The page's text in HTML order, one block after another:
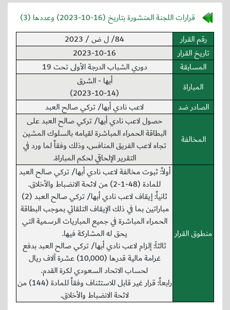
قرارات اللجنة المنشورة بتاريخ (2023-10-16) وعددها (3)
رقم القرار
84/ ل ض / 2023
تاريخ القرار
2023-10-16
المسابقة
دوري الشباب الدرجة الأولى تحت 19
المباراة
أبها - الشرق
(2023-10-14)
الصادر ضد
لاعب نادي أبها/ تركي صالح العبد
المخالفة
حصول لاعب نادي أبها/ تركي صالح العبد على
البطاقة الحمراء المباشرة لقيامه بالسلوك المشين
تجاه لاعب الفريق المنافس، وذلك وفقاً لما ورد في
التقرير الإلحاقي لحكم المباراة.
منطوق القرار
أولاً: ثبوت مخالفة لاعب نادي أبها/ تركي صالح العبد
للمادة (48-1-2) من لائحة الانضباط والأخلاق.
ثانياً: إيقاف لاعب نادي أبها/ تركي صالح العبد (2)
مباراتين بما في ذلك الإيقاف التلقائي بموجب البطاقة
الحمراء المباشرة في جميع المباريات الرسمية التي
يحق له المشاركة فيها.
ثالثاَ: إلزام لاعب نادي أبها/ تركي صالح العبد بدفع
غرامة مالية قدرها (10,000) عشرة آلاف ريال
لحساب الاتحاد السعودي لكرة القدم.
رابعاً: قرار غير قابل للاستئناف وفقاً للمادة (144) من
لائحة الانضباط والأخلاق.